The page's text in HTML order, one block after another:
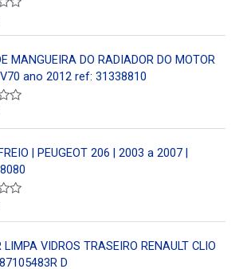
MANGUEIRA DO RADIADOR DO MOTOR
V70 ano 2012 ref: 31338810
| PEUGEOT 206 | 2003 a 2007 |
LIMPA VIDROS TRASEIRO RENAULT CLIO
D